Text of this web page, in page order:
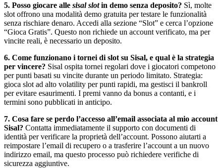
5. Posso giocare alle sisal slotin demo senza deposito? Sì, molte
slot offrono una modalità demo gratuita per testare le funzionalità
senza rischiare denaro. Accedi alla sezione “Slot” e cerca l’opzione
“Gioca Gratis”. Questo non richiede un account verificato, ma per
vincite reali, è necessario un deposito.
6. Come funzionano i tornei di slot su Sisal, e qual è la strategia
per vincere? Sisal ospita tornei regolari dove i giocatori competono
per punti basati su vincite durante un periodo limitato. Strategia:
gioca slot ad alto volatility per punti rapidi, ma gestisci il bankroll
per evitare esaurimenti. I premi vanno da bonus a contanti, e i
termini sono pubblicati in anticipo.
7. Cosa fare se perdo l’accesso all’email associata al mio account
Sisal? Contatta immediatamente il supporto con documenti di
identità per verificare la proprietà dell’account. Possono aiutarti a
reimpostare l’email di recupero o a trasferire l’account a un nuovo
indirizzo email, ma questo processo può richiedere verifiche di
sicurezza aggiuntive.